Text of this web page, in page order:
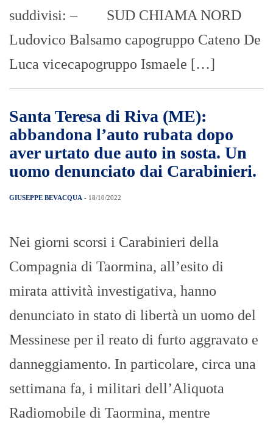
suddivisi: – SUD CHIAMA NORD
Ludovico Balsamo capogruppo Cateno De
Luca vicecapogruppo Ismaele […]
Santa Teresa di Riva (ME):
abbandona l’auto rubata dopo
aver urtato due auto in sosta. Un
uomo denunciato dai Carabinieri.
GIUSEPPE BEVACQUA - 18/10/2022
Nei giorni scorsi i Carabinieri della
Compagnia di Taormina, all’esito di
mirata attività investigativa, hanno
denunciato in stato di libertà un uomo del
Messinese per il reato di furto aggravato e
danneggiamento. In particolare, circa una
settimana fa, i militari dell’Aliquota
Radiomobile di Taormina, mentre